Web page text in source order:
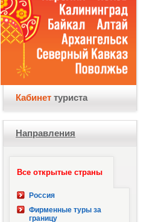
Кабинет туриста
Направления
Все открытые страны
Россия
Фирменные туры за
границу